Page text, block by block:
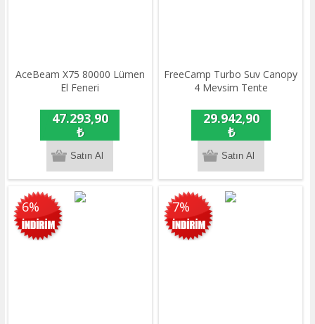
AceBeam X75 80000 Lümen
El Feneri
47.293,90
₺
FreeCamp Turbo Suv Canopy
4 Mevsim Tente
29.942,90
₺
6% 7%